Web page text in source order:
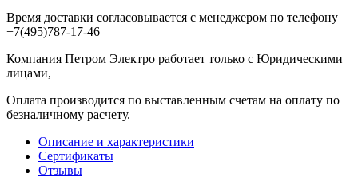
Время доставки согласовывается с менеджером по телефону
+7(495)787-17-46
Компания Петром Электро работает только с Юридическими
лицами,
Оплата производится по выставленным счетам на оплату по
безналичному расчету.
Описание и характеристики
Сертификаты
Отзывы